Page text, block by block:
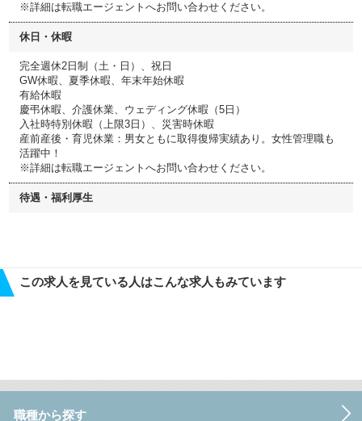
※詳細は転職エージェントへお問い合わせください。
休日・休暇
完全週休2日制（土・日）、祝日
GW休暇、夏季休暇、年末年始休暇
有給休暇
慶弔休暇、介護休業、ウェディング休暇（5日）
入社時特別休暇（上限3日）、災害時休暇
産前産後・育児休業：男女ともに取得復帰実績あり。女性管理職も
活躍中！
※詳細は転職エージェントへお問い合わせください。
待遇・福利厚生
この求人を見ている人はこんな求人もみています
職種から探す